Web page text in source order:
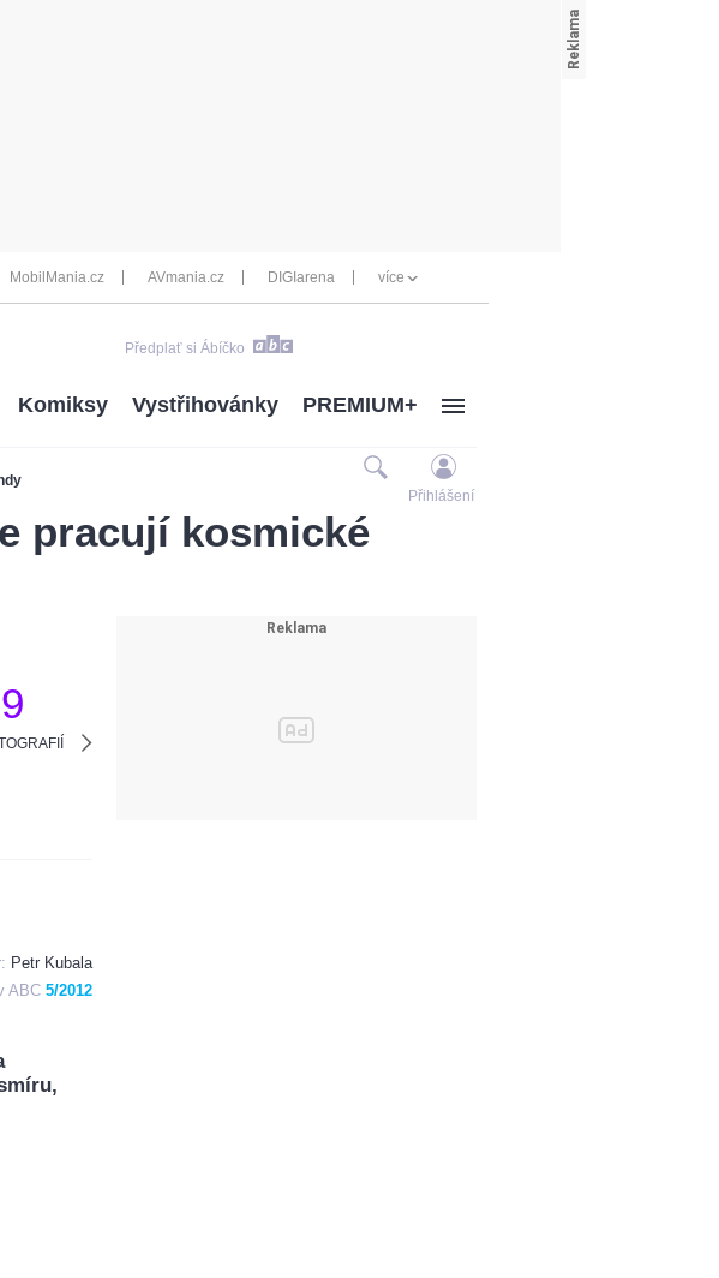
MobilMania.cz AVmania.cz DIGIarena více
Předplať si Ábíčko
Komiksy Vystřihovánky PREMIUM+
Přihlášení
pracují kosmické
Petr Kubala
ABC 5/2012